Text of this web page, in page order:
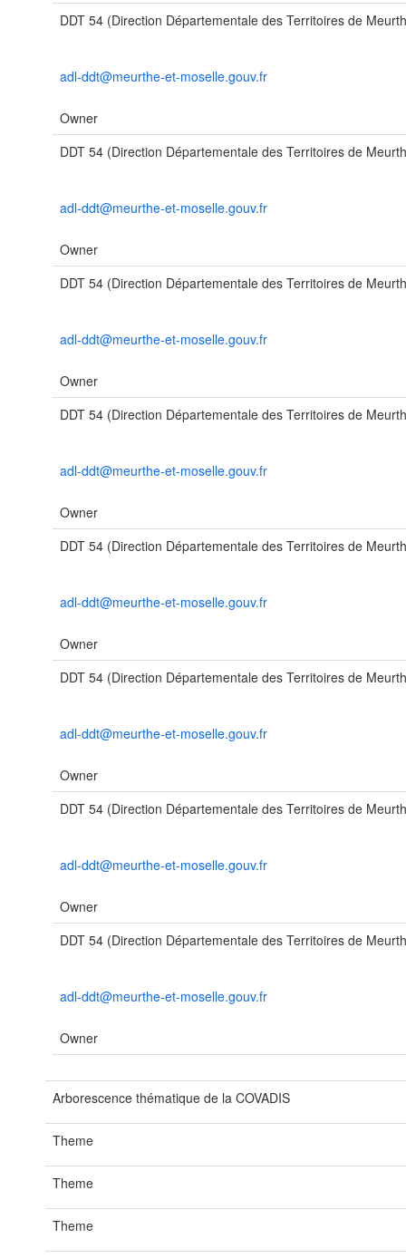
DDT 54 (Direction Départementale des Territoires de
adl-ddt@meurthe-et-moselle.gouv.fr
Owner
DDT 54 (Direction Départementale des Territoires de
adl-ddt@meurthe-et-moselle.gouv.fr
Owner
DDT 54 (Direction Départementale des Territoires de
adl-ddt@meurthe-et-moselle.gouv.fr
Owner
DDT 54 (Direction Départementale des Territoires de
adl-ddt@meurthe-et-moselle.gouv.fr
Owner
DDT 54 (Direction Départementale des Territoires de
adl-ddt@meurthe-et-moselle.gouv.fr
Owner
DDT 54 (Direction Départementale des Territoires de
adl-ddt@meurthe-et-moselle.gouv.fr
Owner
DDT 54 (Direction Départementale des Territoires de
adl-ddt@meurthe-et-moselle.gouv.fr
Owner
DDT 54 (Direction Départementale des Territoires de
adl-ddt@meurthe-et-moselle.gouv.fr
Owner
Arborescence thématique de la COVADIS
Theme
Theme
Theme